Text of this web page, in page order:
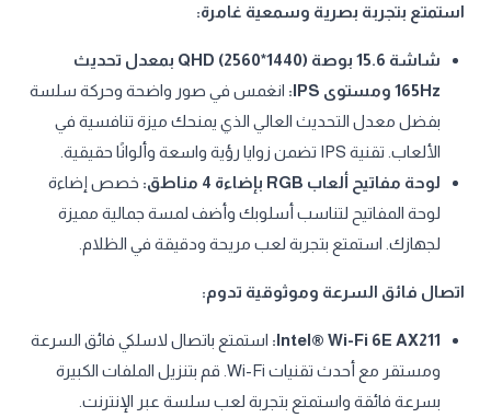
استمتع بتجربة بصرية وسمعية غامرة:
شاشة 15.6 بوصة QHD (2560*1440) بمعدل تحديث
165Hz ومستوى IPS:
انغمس في صور واضحة وحركة سلسة
بفضل معدل التحديث العالي الذي يمنحك ميزة تنافسية في
الألعاب. تقنية IPS تضمن زوايا رؤية واسعة وألوانًا حقيقية.
لوحة مفاتيح ألعاب RGB بإضاءة 4 مناطق:
خصص إضاءة
لوحة المفاتيح لتناسب أسلوبك وأضف لمسة جمالية مميزة
لجهازك. استمتع بتجربة لعب مريحة ودقيقة في الظلام.
اتصال فائق السرعة وموثوقية تدوم:
Intel® Wi-Fi 6E AX211: استمتع باتصال لاسلكي فائق السرعة
ومستقر مع أحدث تقنيات Wi-Fi. قم بتنزيل الملفات الكبيرة
بسرعة فائقة واستمتع بتجربة لعب سلسة عبر الإنترنت.